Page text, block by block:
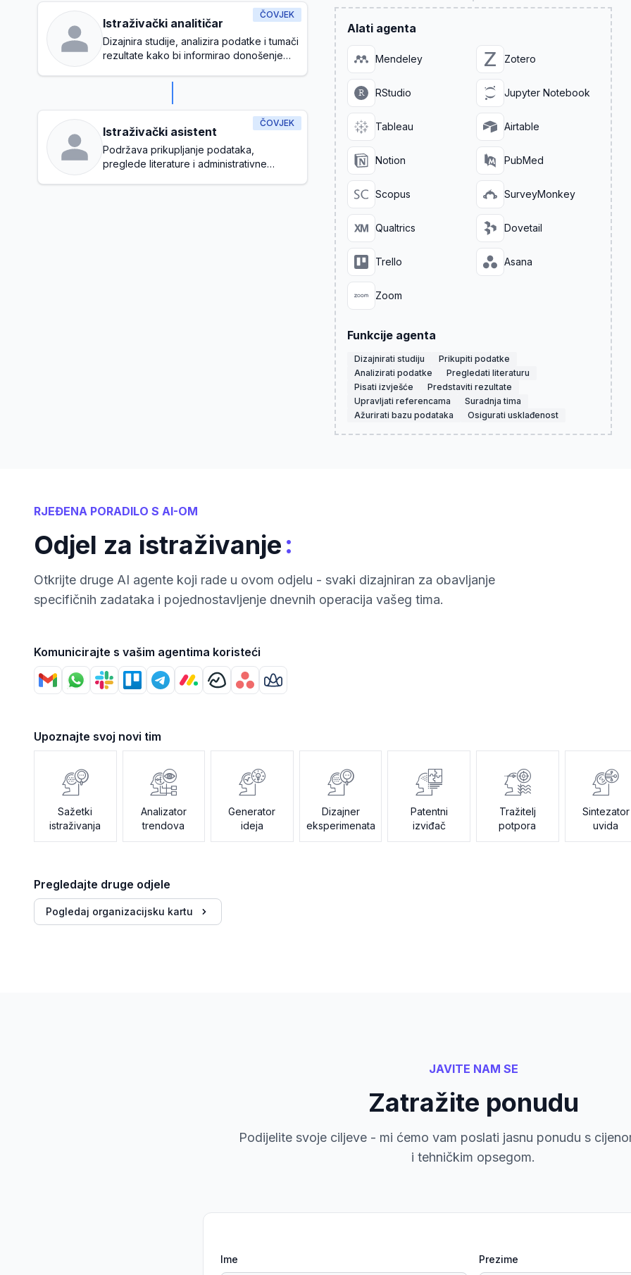
ČOVJEK
Istraživački analitičar
Dizajnira studije, analizira podatke i tumači
rezultate kako bi informirao donošenje
ČOVJEK
Istraživački asistent
Podržava prikupljanje podataka,
preglede literature i administrativne
Alati agenta
Mendeley Zotero
RStudio Jupyter Notebook
Tableau Airtable
Notion PubMed
Scopus SurveyMonkey
Qualtrics Dovetail
Trello Asana
Zoom
Funkcije agenta
Dizajnirati studiju
Prikupiti podatke
Analizirati podatke
Pregledati literaturu
Pisati izvješće
Predstaviti rezultate
Upravljati referencama
Suradnja tima
Ažurirati bazu podataka
Osigurati usklađenost
RJEĐENA PORADILO S AI-OM
Odjel za istraživanje:
Otkrijte druge AI agente koji rade u ovom odjelu - svaki dizajniran za obavljanje
specifičnih zadataka i pojednostavljenje dnevnih operacija vašeg tima.
Komunicirajte s vašim agentima koristeći
Upoznajte svoj novi tim
Sažetki
istraživanja
Analizator
trendova
Generator
ideja
Dizajner
eksperimenata
Patentni
izviđač
Tražitelj
potpora
Sintezator
uvida
Pregledajte druge odjele
Pogledaj organizacijsku kartu
JAVITE NAM SE
Zatražite ponudu
Podijelite svoje ciljeve - mi ćemo vam poslati jasnu ponudu s
i tehničkim opsegom.
Ime Prezime